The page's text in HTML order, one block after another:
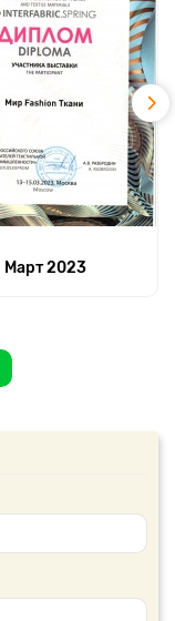
Март 2023